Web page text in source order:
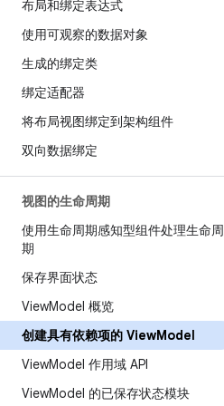
布局和绑定表达式
使用可观察的数据对象
生成的绑定类
绑定适配器
将布局视图绑定到架构组件
双向数据绑定
视图的生命周期
使用生命周期感知型组件处理生命周
期
保存界面状态
ViewModel 概览
创建具有依赖项的 ViewModel
ViewModel 作用域 API
ViewModel 的已保存状态模块